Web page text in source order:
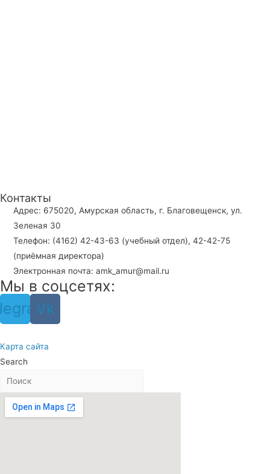
Контакты
Адрес: 675020, Амурская область, г. Благовещенск, ул.
Зеленая 30
Телефон: (4162) 42-43-63 (учебный отдел), 42-42-75
(приёмная директора)
Электронная почта: amk_amur@mail.ru
Мы в соцсетях:
Vk
Карта сайта
Search